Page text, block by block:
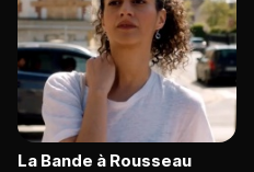
La Bande à Rousseau